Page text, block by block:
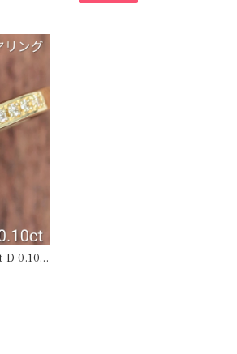
D 0.10c